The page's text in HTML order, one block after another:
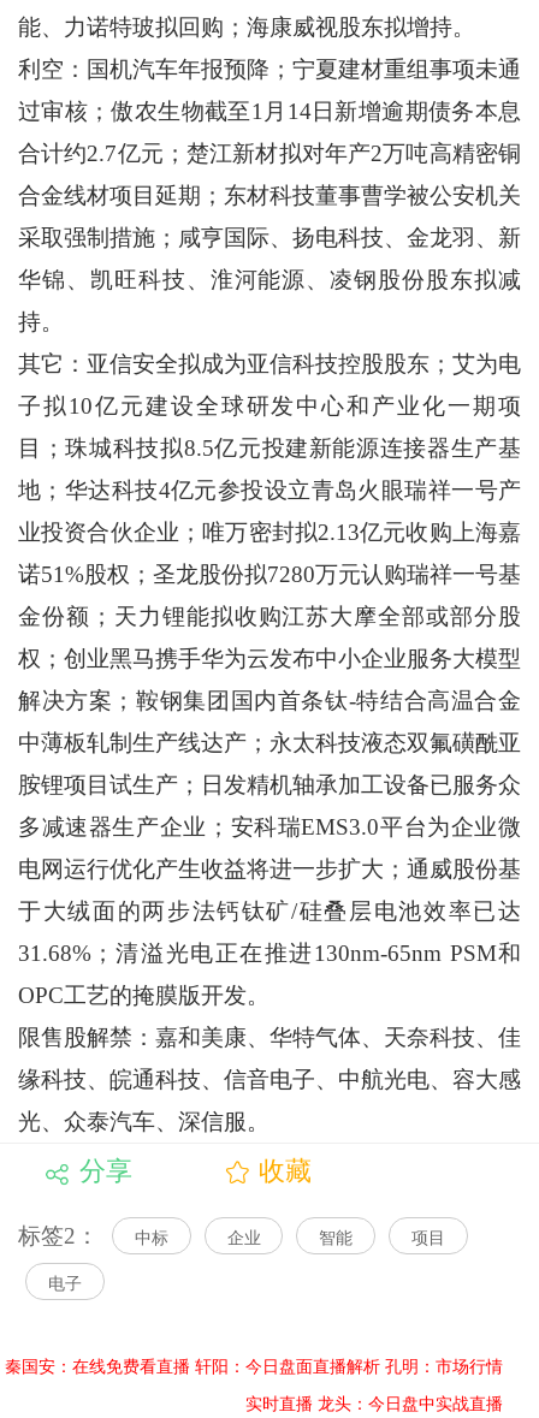
能、力诺特玻拟回购；海康威视股东拟增持。
利空：国机汽车年报预降；宁夏建材重组事项未通
过审核；傲农生物截至1月14日新增逾期债务本息
合计约2.7亿元；楚江新材拟对年产2万吨高精密铜
合金线材项目延期；东材科技董事曹学被公安机关
采取强制措施；咸亨国际、扬电科技、金龙羽、新
华锦、凯旺科技、淮河能源、凌钢股份股东拟减
持。
其它：亚信安全拟成为亚信科技控股股东；艾为电
子拟10亿元建设全球研发中心和产业化一期项
目；珠城科技拟8.5亿元投建新能源连接器生产基
地；华达科技4亿元参投设立青岛火眼瑞祥一号产
业投资合伙企业；唯万密封拟2.13亿元收购上海嘉
诺51%股权；圣龙股份拟7280万元认购瑞祥一号基
金份额；天力锂能拟收购江苏大摩全部或部分股
权；创业黑马携手华为云发布中小企业服务大模型
解决方案；鞍钢集团国内首条钛-特结合高温合金
中薄板轧制生产线达产；永太科技液态双氟磺酰亚
胺锂项目试生产；日发精机轴承加工设备已服务众
多减速器生产企业；安科瑞EMS3.0平台为企业微
电网运行优化产生收益将进一步扩大；通威股份基
于大绒面的两步法钙钛矿/硅叠层电池效率已达
31.68%；清溢光电正在推进130nm-65nm PSM和
OPC工艺的掩膜版开发。
限售股解禁：嘉和美康、华特气体、天奈科技、佳
缘科技、皖通科技、信音电子、中航光电、容大感
光、众泰汽车、深信服。
分享 收藏
标签2： 中标 企业 智能 项目
电子
秦国安：在线免费看直播 轩阳：今日盘面直播解析 孔明：市场行情
实时直播 龙头：今日盘中实战直播